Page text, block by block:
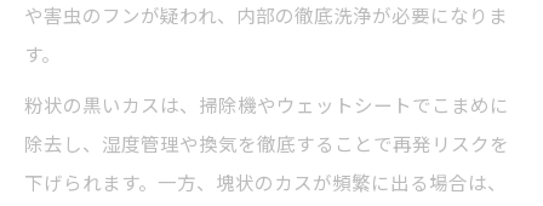
や害虫のフンが疑われ、内部の徹底洗浄が必要になりま
す。
粉状の黒いカスは、掃除機やウェットシートでこまめに
除去し、湿度管理や換気を徹底することで再発リスクを
下げられます。一方、塊状のカスが頻繁に出る場合は、